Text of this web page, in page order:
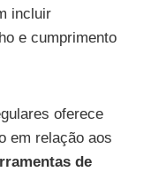
incluir
e cumprimento
oferece
em relação aos
de